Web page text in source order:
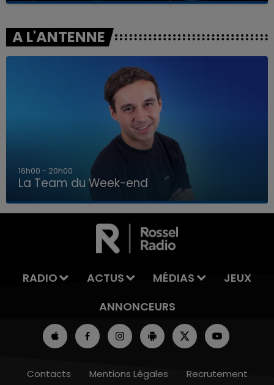
LA TEAM DU WEEK-END
A L'ANTENNE
7h00 - 12h00
La Team du Week-end
RADIO ACTUS MÉDIAS
JEUX
ANNONCEURS
Contacts Mentions Légales Recrutement